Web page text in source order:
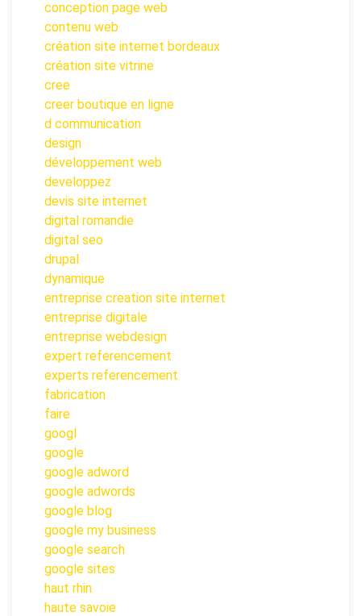
conception page web
contenu web
création site internet bordeaux
création site vitrine
cree
creer boutique en ligne
d communication
design
développement web
developpez
devis site internet
digital romandie
digital seo
drupal
dynamique
entreprise creation site internet
entreprise digitale
entreprise webdesign
expert referencement
experts referencement
fabrication
faire
googl
google
google adword
google adwords
google blog
google my business
google search
google sites
haut rhin
haute savoie